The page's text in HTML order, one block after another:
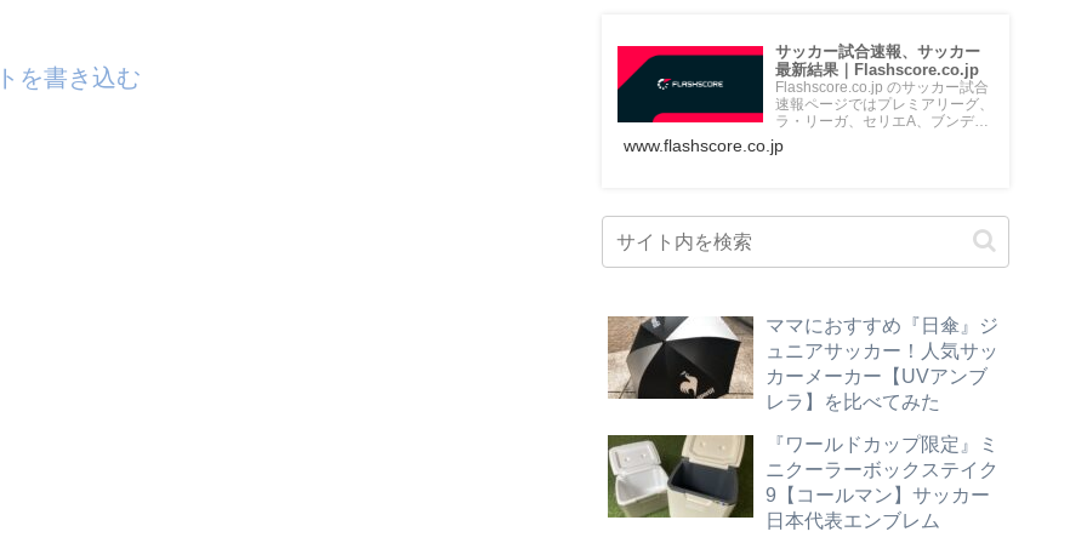
を書き込む
サッカー試合速報、サッカー
最新結果｜Flashscore.co.jp
Flashscore.co.jp のサッカー試合
速報ページではプレミアリーグ、
ラ・リーガ、セリエA、ブンデス
www.flashscore.co.jp
ママにおすすめ『日傘』ジ
ュニアサッカー！人気サッ
カーメーカー【UVアンブ
レラ】を比べてみた
『ワールドカップ限定』ミ
ニクーラーボックステイク
9【コールマン】サッカー
日本代表エンブレム